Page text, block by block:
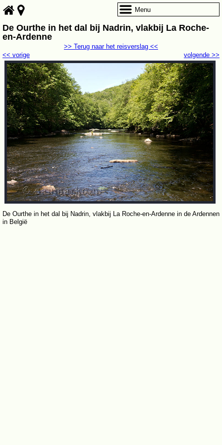
De Ourthe in het dal bij Nadrin, vlakbij La Roche-
en-Ardenne
volgende >>
<< vorige
>> Terug naar het reisverslag <<
De Ourthe in het dal bij Nadrin, vlakbij La Roche-en-Ardenne in de Ardennen
in België
Menu